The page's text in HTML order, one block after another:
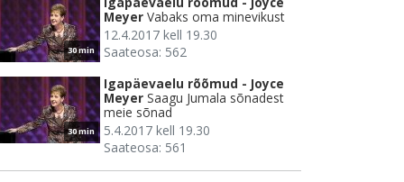
30 min
Meyer Vabaks oma minevikust
12.4.2017 kell 19.30
Saateosa: 562
30 min
Igapäevaelu rõõmud - Joyce
Meyer Saagu Jumala sõnadest
meie sõnad
5.4.2017 kell 19.30
Saateosa: 561